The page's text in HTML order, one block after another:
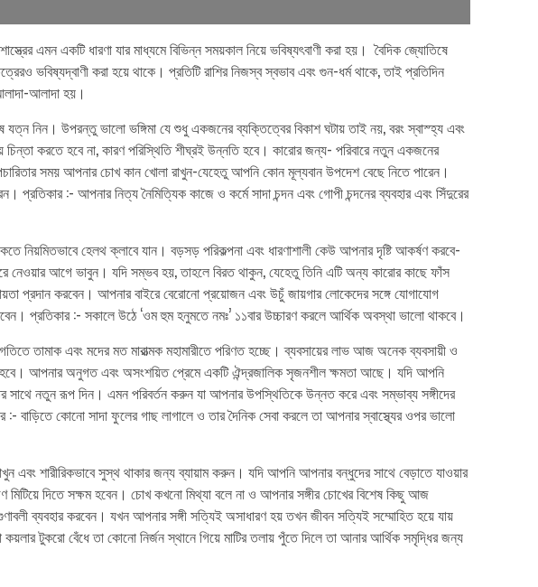
এমন একটি ধারণা যার মাধ্যমে বিভিন্ন সময়কাল নিয়ে ভবিষ্যৎবাণী করা হয়। বৈদিক জ্যোতিষে
ভবিষ্যদ্বাণী করা হয়ে থাকে। প্রতিটি রাশির নিজস্ব স্বভাব এবং গুন-ধর্ম থাকে, তাই প্রতিদিন
আলাদা হয়।
উপরন্তু ভালো ভঙ্গিমা যে শুধু একজনের ব্যক্তিত্বের বিকাশ ঘটায় তাই নয়, বরং স্বাস্হ্য এবং
করতে হবে না, কারণ পরিস্থিতি শীঘ্রই উন্নতি হবে। কারোর জন্য- পরিবারে নতুন একজনের
সময় আপনার চোখ কান খোলা রাখুন-যেহেতু আপনি কোন মূল্যবান উপদেশ বেছে নিতে পারেন।
:- আপনার নিত্য নৈমিত্যিক কাজে ও কর্মে সাদা চন্দন এবং গোপী চন্দনের ব্যবহার এবং সিঁদুরের
হেলথ ক্লাবে যান। বড়সড় পরিকল্পনা এবং ধারণাশালী কেউ আপনার দৃষ্টি আকর্ষণ করবে-
আগে ভাবুন। যদি সম্ভব হয়, তাহলে বিরত থাকুন, যেহেতু তিনি এটি অন্য কারোর কাছে ফাঁস
প্রদান করবেন। আপনার বাইরে বেরোনো প্রয়োজন এবং উচুঁ জায়গার লোকেদের সঙ্গে যোগাযোগ
প্রতিকার :- সকালে উঠে ‘ওম হুম হনুমতে নমঃ’ ১১বার উচ্চারণ করলে আর্থিক অবস্থা ভালো থাকবে।
এবং মদের মত মারাত্মক মহামারীতে পরিণত হচ্ছে। ব্যবসায়ের লাভ আজ অনেক ব্যবসায়ী ও
হবে। আপনার অনুগত এবং অসংশয়িত প্রেমে একটি ঐন্দ্রজালিক সৃজনশীল ক্ষমতা আছে। যদি আপনি
নতুন রূপ দিন। এমন পরিবর্তন করুন যা আপনার উপস্থিতিকে উন্নত করে এবং সম্ভাব্য সঙ্গীদের
বাড়িতে কোনো সাদা ফুলের গাছ লাগালে ও তার দৈনিক সেবা করলে তা আপনার স্বাস্থ্যের ওপর ভালো
শারীরিকভাবে সুস্থ থাকার জন্য ব্যায়াম করুন। যদি আপনি আপনার বন্ধুদের সাথে বেড়াতে যাওয়ার
মিটিয়ে দিতে সক্ষম হবেন। চোখ কখনো মিথ্যা বলে না ও আপনার সঙ্গীর চোখের বিশেষ কিছু আজ
ব্যবহার করবেন। যখন আপনার সঙ্গী সত্যিই অসাধারণ হয় তখন জীবন সত্যিই সম্মোহিত হয়ে যায়
টুকরো বেঁধে তা কোনো নির্জন স্থানে গিয়ে মাটির তলায় পুঁতে দিলে তা আনার আর্থিক সমৃদ্ধির জন্য